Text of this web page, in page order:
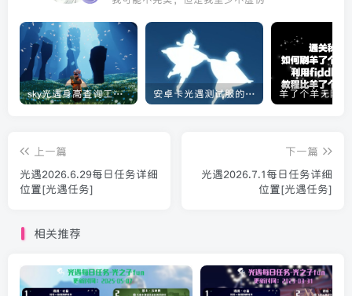
sky光遇身高查询工具教程[实用工具] 安卓卡光遇测试服的教程[光遇]
上一篇
光遇2026.6.29每日任务详细
位置[光遇任务]
下一篇
光遇2026.7.1每日任务详细
位置[光遇任务]
相关推荐